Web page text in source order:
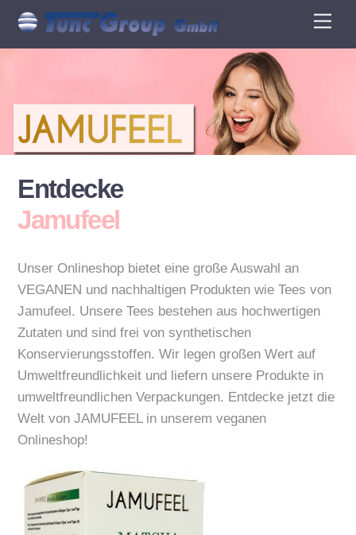
Skip
content
Entdecke
Jamufeel
Unser Onlineshop bietet eine große Auswahl an
VEGANEN und nachhaltigen Produkten wie Tees von
Jamufeel. Unsere Tees bestehen aus hochwertigen
Zutaten und sind frei von synthetischen
Konservierungsstoffen. Wir legen großen Wert auf
Umweltfreundlichkeit und liefern unsere Produkte in
umweltfreundlichen Verpackungen. Entdecke jetzt die
Welt von JAMUFEEL in unserem veganen
Onlineshop!
To